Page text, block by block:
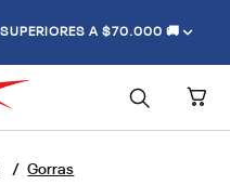
A $70.000 🚚
Gorras